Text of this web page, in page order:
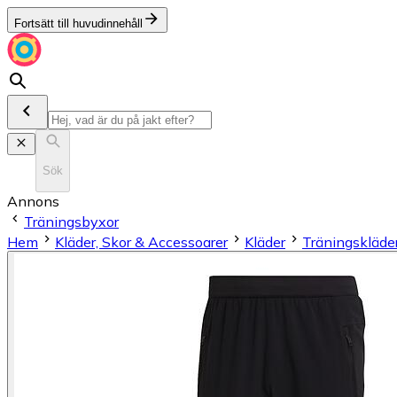
Fortsätt till huvudinnehåll
Sök
Annons
Träningsbyxor
Hem
Kläder, Skor & Accessoarer Kläder